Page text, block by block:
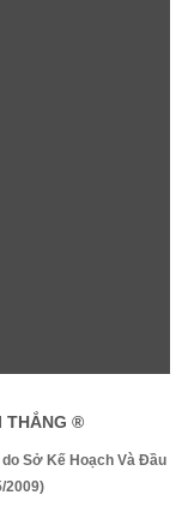
THẮNG ®
Sở Kế Hoạch Và Đầu
2009)